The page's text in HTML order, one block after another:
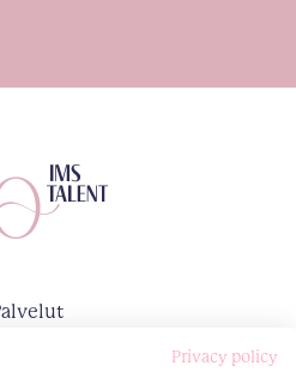
Privacy policy